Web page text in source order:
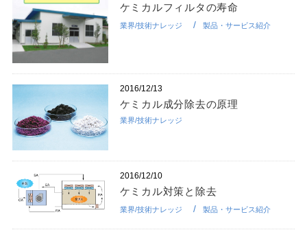
ケミカルフィルタの寿命
業界/技術ナレッジ 製品・サービス紹介
2016/12/13
ケミカル成分除去の原理
業界/技術ナレッジ
2016/12/10
ケミカル対策と除去
業界/技術ナレッジ 製品・サービス紹介